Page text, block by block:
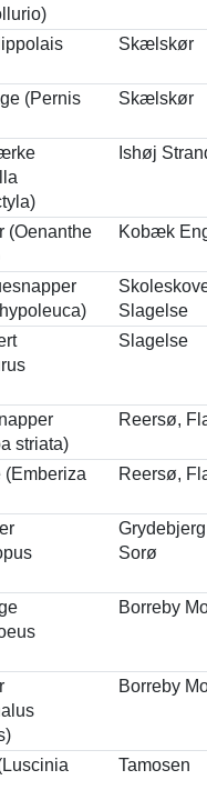
Skælskør
(Pernis
Skælskør
Ishøj
(Oenanthe
Kobæk
Slagelse
Slagelse
striata)
Reersø,
Reersø,
Sorø
Borreby
Borreby
Tamosen